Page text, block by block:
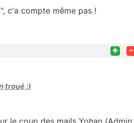
c'a compte même pas !
+ -
troué :)
le coup des mails Yohan (Admin